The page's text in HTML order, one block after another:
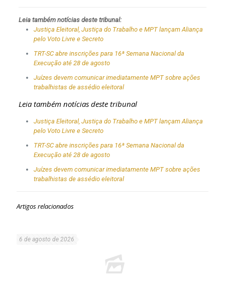
Leia também notícias deste tribunal:
Justiça Eleitoral, Justiça do Trabalho e MPT lançam Aliança
pelo Voto Livre e Secreto
TRT-SC abre inscrições para 16ª Semana Nacional da
Execução até 28 de agosto
Juízes devem comunicar imediatamente MPT sobre ações
trabalhistas de assédio eleitoral
Leia também notícias deste tribunal
Justiça Eleitoral, Justiça do Trabalho e MPT lançam Aliança
pelo Voto Livre e Secreto
TRT-SC abre inscrições para 16ª Semana Nacional da
Execução até 28 de agosto
Juízes devem comunicar imediatamente MPT sobre ações
trabalhistas de assédio eleitoral
Artigos relacionados
6 de agosto de 2026